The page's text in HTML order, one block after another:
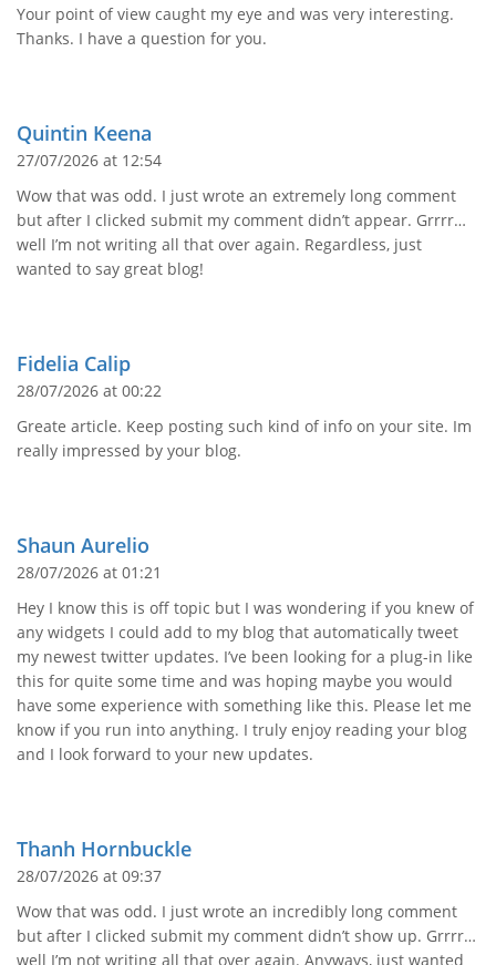
Your point of view caught my eye and was very interesting.
Thanks. I have a question for you.
Quintin Keena
27/07/2026 at 12:54
Wow that was odd. I just wrote an extremely long comment
but after I clicked submit my comment didn’t appear. Grrrr…
well I’m not writing all that over again. Regardless, just
wanted to say great blog!
Fidelia Calip
28/07/2026 at 00:22
Greate article. Keep posting such kind of info on your site. Im
really impressed by your blog.
Shaun Aurelio
28/07/2026 at 01:21
Hey I know this is off topic but I was wondering if you knew of
any widgets I could add to my blog that automatically tweet
my newest twitter updates. I’ve been looking for a plug-in like
this for quite some time and was hoping maybe you would
have some experience with something like this. Please let me
know if you run into anything. I truly enjoy reading your blog
and I look forward to your new updates.
Thanh Hornbuckle
28/07/2026 at 09:37
Wow that was odd. I just wrote an incredibly long comment
but after I clicked submit my comment didn’t show up. Grrrr…
well I’m not writing all that over again. Anyways, just wanted